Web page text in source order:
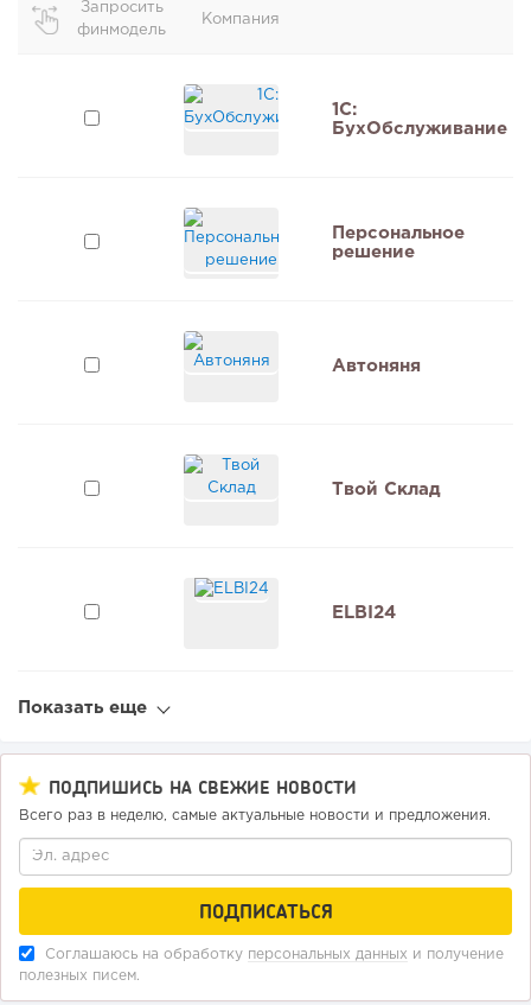
Запросить
финмодель
Компания
1C:
БухОбслуживание
Персональное
решение
Автоняня
Твой Склад
ELBI24
Показать еще
ПОДПИШИСЬ НА СВЕЖИЕ НОВОСТИ
Всего раз в неделю, самые актуальные новости и предложения.
Соглашаюсь на обработку персональных данных и получение
полезных писем.